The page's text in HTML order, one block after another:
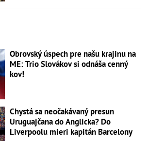
Obrovský úspech pre našu krajinu na
ME: Trio Slovákov si odnáša cenný
kov!
Chystá sa neočakávaný presun
Uruguajčana do Anglicka? Do
Liverpoolu mieri kapitán Barcelony